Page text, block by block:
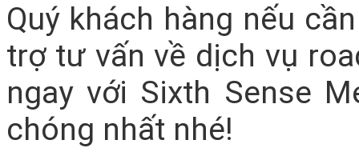
Quý khách hàng nếu
trợ tư vấn về dịch vụ
ngay với Sixth Sense
chóng nhất nhé!